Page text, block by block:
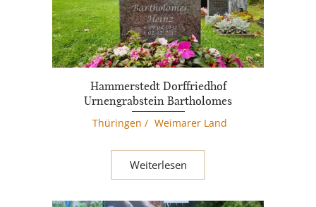
Hammerstedt Dorffriedhof
Urnengrabstein Bartholomes
Thüringen / Weimarer Land
Weiterlesen